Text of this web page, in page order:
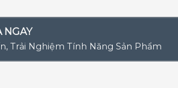
NGAY
Trải Nghiệm Tính Năng Sản Phẩm